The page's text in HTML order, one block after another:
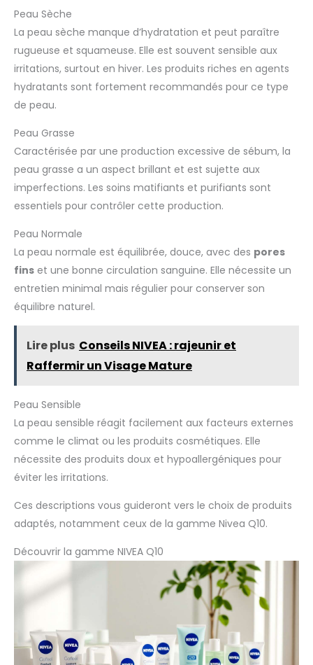
Peau Sèche
La peau sèche manque d’hydratation et peut paraître
rugueuse et squameuse. Elle est souvent sensible aux
irritations, surtout en hiver. Les produits riches en agents
hydratants sont fortement recommandés pour ce type
de peau.
Peau Grasse
Caractérisée par une production excessive de sébum, la
peau grasse a un aspect brillant et est sujette aux
imperfections. Les soins matifiants et purifiants sont
essentiels pour contrôler cette production.
Peau Normale
La peau normale est équilibrée, douce, avec des pores
fins et une bonne circulation sanguine. Elle nécessite un
entretien minimal mais régulier pour conserver son
équilibre naturel.
Lire plus Conseils NIVEA : rajeunir et
Raffermir un Visage Mature
Peau Sensible
La peau sensible réagit facilement aux facteurs externes
comme le climat ou les produits cosmétiques. Elle
nécessite des produits doux et hypoallergéniques pour
éviter les irritations.
Ces descriptions vous guideront vers le choix de produits
adaptés, notamment ceux de la gamme Nivea Q10.
Découvrir la gamme NIVEA Q10